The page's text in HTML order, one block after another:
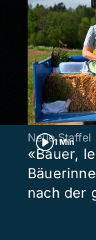
1 Min
Neue Staffel
«Bauer,
nach der